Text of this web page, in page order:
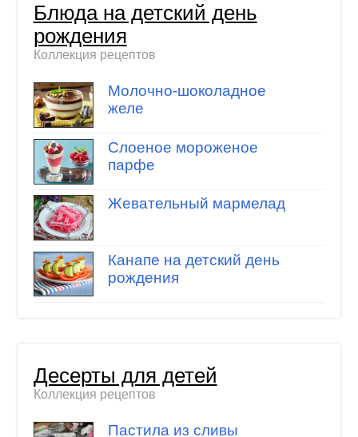
Блюда на детский день
рождения
Коллекция рецептов
Молочно-шоколадное
желе
Слоеное мороженое
парфе
Жевательный мармелад
Канапе на детский день
рождения
Десерты для детей
Коллекция рецептов
Пастила из сливы